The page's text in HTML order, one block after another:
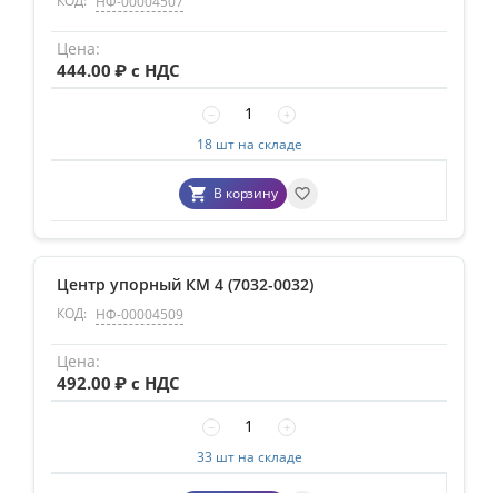
444.00 ₽ с НДС
+
−
18 шт на складе
В корзину
Центр упорный КМ 4 (7032-0032)
КОД: НФ-00004509
492.00 ₽ с НДС
+
−
33 шт на складе